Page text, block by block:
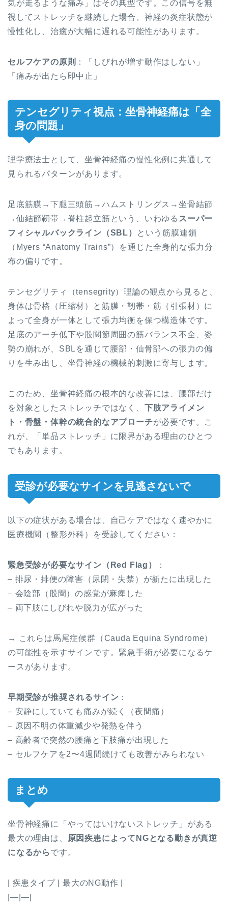
気が走るような痛み」はその典型です。この信号を無
視してストレッチを継続した場合、神経の炎症状態が
慢性化し、治癒が大幅に遅れる可能性があります。
セルフケアの原則 ：「しびれが増す動作はしない」
「痛みが出たら即中止」
テンセグリティ視点：坐骨神経痛は「全
身の問題」
理学療法士として、坐骨神経痛の慢性化例に共通して
見られるパターンがあります。
足底筋膜→下腿三頭筋→ハムストリングス→坐骨結節
→仙結節靭帯→脊柱起立筋という、いわゆる スーパー
フィシャルバックライン（SBL）
という筋膜連鎖
（Myers “Anatomy Trains”）を通じた全身的な張力分
布の偏りです。
テンセグリティ（tensegrity）理論の観点から見ると、
身体は骨格（圧縮材）と筋膜・靭帯・筋（引張材）に
よって全身が一体として張力均衡を保つ構造体です。
足底のアーチ低下や股関節周囲の筋バランス不全、姿
勢の崩れが、SBLを通じて腰部・仙骨部への張力の偏
りを生み出し、坐骨神経の機械的刺激に寄与します。
このため、坐骨神経痛の根本的な改善には、腰部だけ
を対象としたストレッチではなく、 下肢アライメン
ト・骨盤・体幹の統合的なアプローチが必要です。こ
れが、「単品ストレッチ」に限界がある理由のひとつ
でもあります。
受診が必要なサインを見逃さないで
以下の症状がある場合は、自己ケアではなく速やかに
医療機関（整形外科）を受診してください：
緊急受診が必要なサイン（Red Flag）
：
– 排尿・排便の障害（尿閉・失禁）が新たに出現した
– 会陰部（股間）の感覚が麻痺した
– 両下肢にしびれや脱力が広がった
→ これらは馬尾症候群（Cauda Equina Syndrome）
の可能性を示すサインです。緊急手術が必要になるケ
ースがあります。
早期受診が推奨されるサイン ：
– 安静にしていても痛みが続く（夜間痛）
– 原因不明の体重減少や発熱を伴う
– 高齢者で突然の腰痛と下肢痛が出現した
– セルフケアを2〜4週間続けても改善がみられない
まとめ
坐骨神経痛に「やってはいけないストレッチ」がある
最大の理由は、
原因疾患によってNGとなる動きが真逆
になるから です。
| 疾患タイプ | 最大のNG動作 |
|—|—|